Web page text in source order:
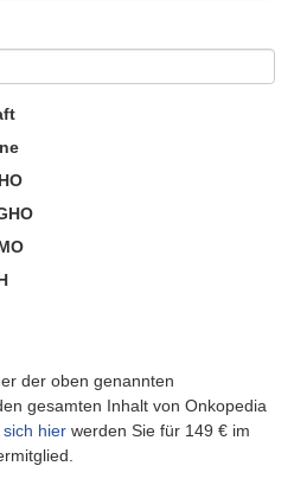
der oben genannten
gesamten Inhalt von Onkopedia
hier werden Sie für 149 € im